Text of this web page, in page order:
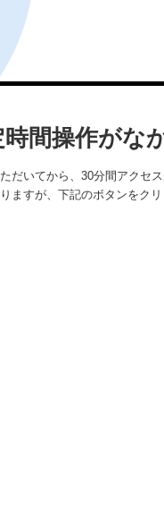
時間操作がな
だいてから、30分間アクセ
ますが、下記のボタンをク